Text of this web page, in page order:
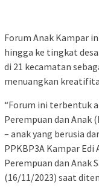
Forum Anak Kampar
hingga ke tingkat
di 21 kecamatan
menuangkan
“Forum ini terbentuk
Perempuan dan Anak
– anak yang berusia
PPKBP3A Kampar
Perempuan dan Anak
(16/11/2023) saat